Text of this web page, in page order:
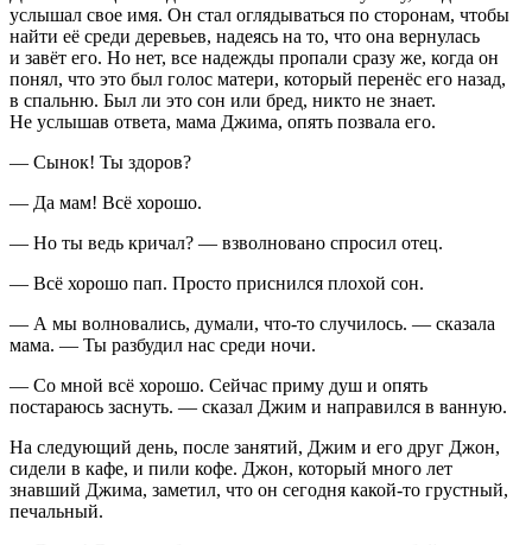
услышал свое имя. Он стал оглядываться по сторонам, чтобы
найти её среди деревьев, надеясь на то, что она вернулась
и завёт его. Но нет, все надежды пропали сразу же, когда он
понял, что это был голос матери, который перенёс его назад,
в спальню. Был ли это сон или бред, никто не знает.
Не услышав ответа, мама Джима, опять позвала его.
— Сынок! Ты здоров?
— Да мам! Всё хорошо.
— Но ты ведь кричал? — взволновано спросил отец.
— Всё хорошо пап. Просто приснился плохой сон.
— А мы волновались, думали, что-то случилось. — сказала
мама. — Ты разбудил нас среди ночи.
— Со мной всё хорошо. Сейчас приму душ и опять
постараюсь заснуть. — сказал Джим и направился в ванную.
На следующий день, после занятий, Джим и его друг Джон,
сидели в кафе, и пили кофе. Джон, который много лет
знавший Джима, заметил, что он сегодня какой-то грустный,
печальный.